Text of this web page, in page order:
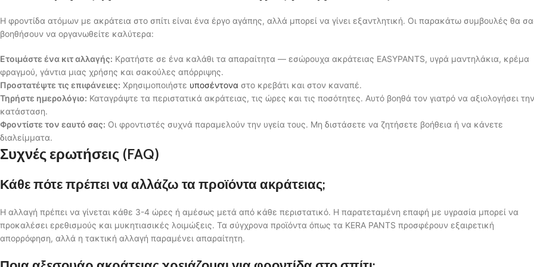
Η φροντίδα ατόμων με ακράτεια στο σπίτι είναι ένα έργο αγάπης, αλλά μπορεί να γίνει εξαντλητική. Οι παρακάτω συμβουλές θα
βοηθήσουν να οργανωθείτε καλύτερα:
Ετοιμάστε ένα κιτ αλλαγής: Κρατήστε σε ένα καλάθι τα απαραίτητα — εσώρουχα ακράτειας EASYPANTS, υγρά μαντηλάκια, κρέμα
φραγμού, γάντια μιας χρήσης και σακούλες απόρριψης.
Προστατέψτε τις επιφάνειες: Χρησιμοποιήστε υποσέντονα στο κρεβάτι και στον καναπέ.
Τηρήστε ημερολόγιο: Καταγράψτε τα περιστατικά ακράτειας, τις ώρες και τις ποσότητες. Αυτό βοηθά τον γιατρό να αξιολογήσει την
κατάσταση.
Φροντίστε τον εαυτό σας: Οι φροντιστές συχνά παραμελούν την υγεία τους. Μη διστάσετε να ζητήσετε βοήθεια ή να κάνετε
διαλείμματα.
Συχνές ερωτήσεις (FAQ)
Κάθε πότε πρέπει να αλλάζω τα προϊόντα ακράτειας;
Η αλλαγή πρέπει να γίνεται κάθε 3-4 ώρες ή αμέσως μετά από κάθε περιστατικό. Η παρατεταμένη επαφή με υγρασία μπορεί να
προκαλέσει ερεθισμούς και μυκητιασικές λοιμώξεις. Τα σύγχρονα προϊόντα όπως τα KERA PANTS προσφέρουν εξαιρετική
απορρόφηση, αλλά η τακτική αλλαγή παραμένει απαραίτητη.